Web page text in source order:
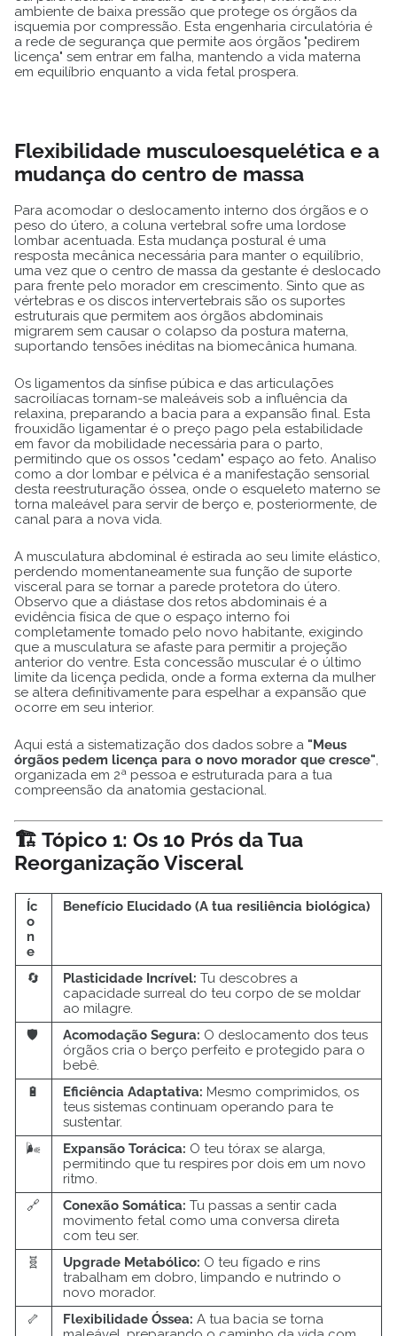
ambiente de baixa pressão que protege os órgãos da
isquemia por compressão. Esta engenharia circulatória é
a rede de segurança que permite aos órgãos "pedirem
licença" sem entrar em falha, mantendo a vida materna
em equilíbrio enquanto a vida fetal prospera.
Flexibilidade musculoesquelética e a
mudança do centro de massa
Para acomodar o deslocamento interno dos órgãos e o
peso do útero, a coluna vertebral sofre uma lordose
lombar acentuada. Esta mudança postural é uma
resposta mecânica necessária para manter o equilíbrio,
uma vez que o centro de massa da gestante é deslocado
para frente pelo morador em crescimento. Sinto que as
vértebras e os discos intervertebrais são os suportes
estruturais que permitem aos órgãos abdominais
migrarem sem causar o colapso da postura materna,
suportando tensões inéditas na biomecânica humana.
Os ligamentos da sínfise púbica e das articulações
sacroilíacas tornam-se maleáveis sob a influência da
relaxina, preparando a bacia para a expansão final. Esta
frouxidão ligamentar é o preço pago pela estabilidade
em favor da mobilidade necessária para o parto,
permitindo que os ossos "cedam" espaço ao feto. Analiso
como a dor lombar e pélvica é a manifestação sensorial
desta reestruturação óssea, onde o esqueleto materno se
torna maleável para servir de berço e, posteriormente, de
canal para a nova vida.
A musculatura abdominal é estirada ao seu limite elástico,
perdendo momentaneamente sua função de suporte
visceral para se tornar a parede protetora do útero.
Observo que a diástase dos retos abdominais é a
evidência física de que o espaço interno foi
completamente tomado pelo novo habitante, exigindo
que a musculatura se afaste para permitir a projeção
anterior do ventre. Esta concessão muscular é o último
limite da licença pedida, onde a forma externa da mulher
se altera definitivamente para espelhar a expansão que
ocorre em seu interior.
Aqui está a sistematização dos dados sobre a "Meus
órgãos pedem licença para o novo morador que cresce"
organizada em 2ª pessoa e estruturada para a tua
compreensão da anatomia gestacional.
🏗️ Tópico 1: Os 10 Prós da Tua
Reorganização Visceral
Íc
o
n
e
Benefício Elucidado (A tua resiliência biológica)
🔄 Plasticidade Incrível: Tu descobres a
capacidade surreal do teu corpo de se moldar
ao milagre.
🛡️
Acomodação Segura: O deslocamento dos teus
órgãos cria o berço perfeito e protegido para o
bebê.
🔋
Eficiência Adaptativa: Mesmo comprimidos, os
teus sistemas continuam operando para te
sustentar.
🌬️
Expansão Torácica: O teu tórax se alarga,
permitindo que tu respires por dois em um novo
ritmo.
🔗
Conexão Somática: Tu passas a sentir cada
movimento fetal como uma conversa direta
com teu ser.
🧬
Upgrade Metabólico: O teu fígado e rins
trabalham em dobro, limpando e nutrindo o
novo morador.
🦴
Flexibilidade Óssea: A tua bacia se torna